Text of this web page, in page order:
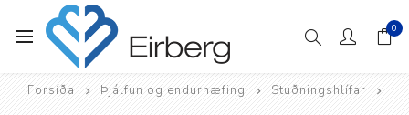
0
Forsíða Þjálfun og endurhæfing Stuðningshlífar